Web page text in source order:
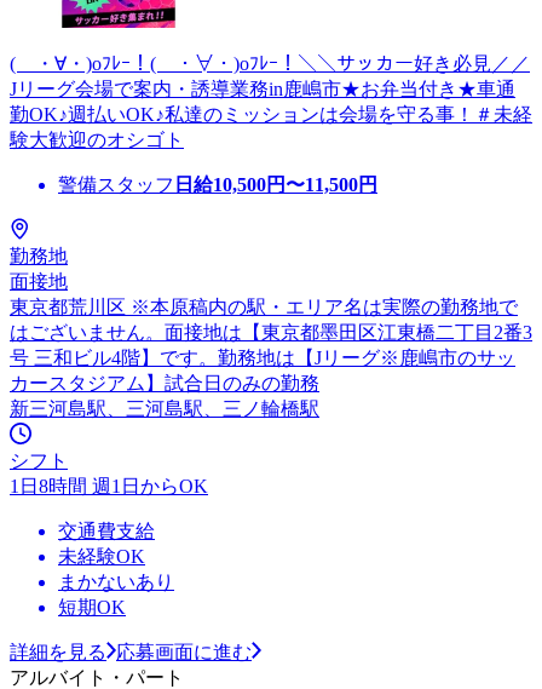
( ・∀・)oﾌﾚｰ！( ・∀・)oﾌﾚｰ！＼＼サッカー好き必見／／
Jリーグ会場で案内・誘導業務in鹿嶋市★お弁当付き★車通
勤OK♪週払いOK♪私達のミッションは会場を守る事！＃未経
験大歓迎のオシゴト
警備スタッフ 日給10,500円〜11,500円
勤務地
面接地
東京都荒川区 ※本原稿内の駅・エリア名は実際の勤務地で
はございません。面接地は【東京都墨田区江東橋二丁目2番3
号 三和ビル4階】です。勤務地は【Jリーグ※鹿嶋市のサッ
カースタジアム】試合日のみの勤務
新三河島駅、三河島駅、三ノ輪橋駅
シフト
1日8時間 週1日からOK
交通費支給
未経験OK
まかないあり
短期OK
詳細を見る
応募画面に進む
アルバイト・パート